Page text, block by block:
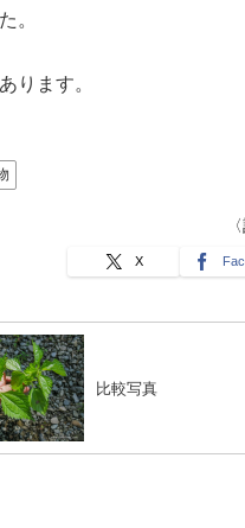
。
ります。
X
比較写真